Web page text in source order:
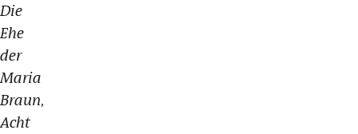
Die
Ehe
der
Maria
Braun,
Acht